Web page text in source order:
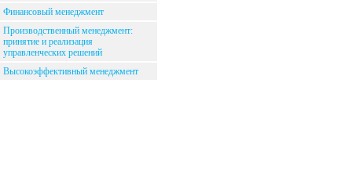
Финансовый менеджмент
Производственный менеджмент:
принятие и реализация
управленческих решений
Высокоэффективный менеджмент